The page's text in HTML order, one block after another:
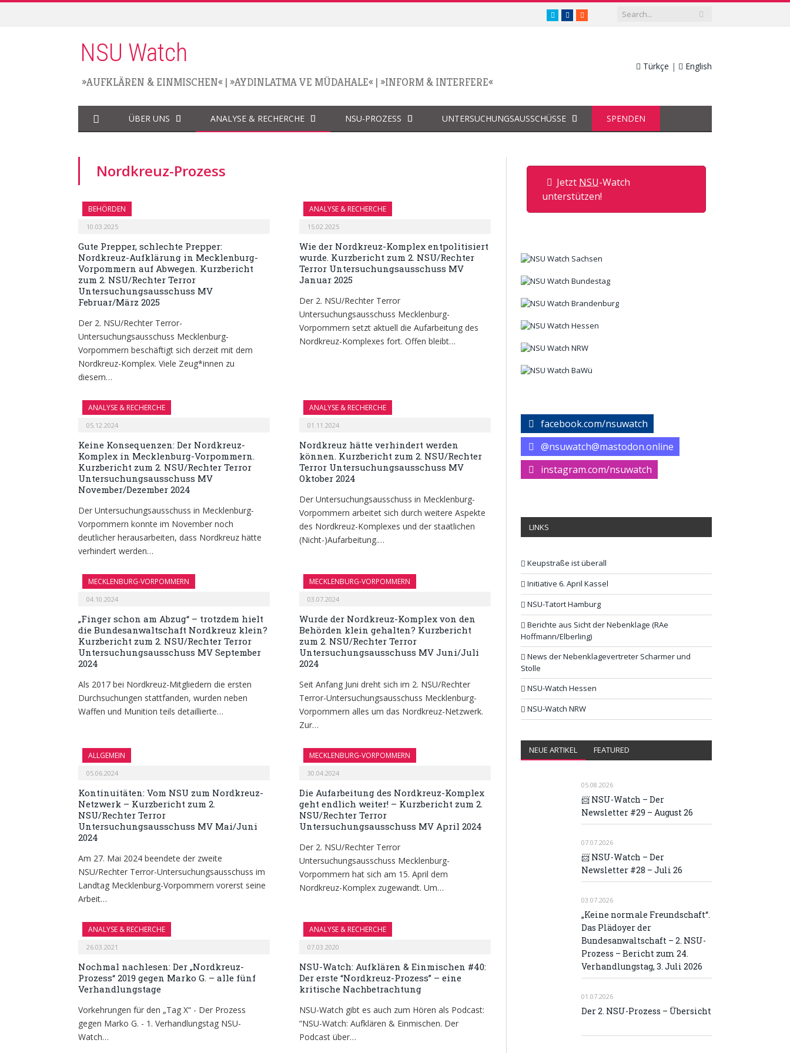
twitter.com/nsuwatch
facebook.com/nsuwatch
RSS
NSU Watch
»AUFKLÄREN & EINMISCHEN« | »AYDINLATMA VE MÜDAHALE« | »INFORM & INTERFERE«
Türkçe | English
ÜBER UNS ANALYSE & RECHERCHE NSU-PROZESS UNTERSUCHUNGSAUSSCHÜSSE SPENDEN
Nordkreuz-Prozess
BEHÖRDEN
10.03.2025
Gute Prepper, schlechte Prepper:
Nordkreuz-Aufklärung in Mecklenburg-
Vorpommern auf Abwegen. Kurzbericht
zum 2. NSU/Rechter Terror
Untersuchungsausschuss MV
Februar/März 2025
Der 2. NSU/Rechter Terror-
Untersuchungsausschuss Mecklenburg-
Vorpommern beschäftigt sich derzeit mit dem
Nordkreuz-Komplex. Viele Zeug*innen zu
diesem…
ANALYSE & RECHERCHE
15.02.2025
Wie der Nordkreuz-Komplex entpolitisiert
wurde. Kurzbericht zum 2. NSU/Rechter
Terror Untersuchungsausschuss MV
Januar 2025
Der 2. NSU/Rechter Terror
Untersuchungsausschuss Mecklenburg-
Vorpommern setzt aktuell die Aufarbeitung des
Nordkreuz-Komplexes fort. Offen bleibt…
ANALYSE & RECHERCHE
05.12.2024
Keine Konsequenzen: Der Nordkreuz-
Komplex in Mecklenburg-Vorpommern.
Kurzbericht zum 2. NSU/Rechter Terror
Untersuchungsausschuss MV
November/Dezember 2024
Der Untersuchungsausschuss in Mecklenburg-
Vorpommern konnte im November noch
deutlicher herausarbeiten, dass Nordkreuz hätte
verhindert werden…
ANALYSE & RECHERCHE
01.11.2024
Nordkreuz hätte verhindert werden
können. Kurzbericht zum 2. NSU/Rechter
Terror Untersuchungsausschuss MV
Oktober 2024
Der Untersuchungsausschuss in Mecklenburg-
Vorpommern arbeitet sich durch weitere Aspekte
des Nordkreuz-Komplexes und der staatlichen
(Nicht-)Aufarbeitung.…
MECKLENBURG-VORPOMMERN
04.10.2024
„Finger schon am Abzug“ – trotzdem hielt
die Bundesanwaltschaft Nordkreuz klein?
Kurzbericht zum 2. NSU/Rechter Terror
Untersuchungsausschuss MV September
2024
Als 2017 bei Nordkreuz-Mitgliedern die ersten
Durchsuchungen stattfanden, wurden neben
Waffen und Munition teils detaillierte…
MECKLENBURG-VORPOMMERN
03.07.2024
Wurde der Nordkreuz-Komplex von den
Behörden klein gehalten? Kurzbericht
zum 2. NSU/Rechter Terror
Untersuchungsausschuss MV Juni/Juli
2024
Seit Anfang Juni dreht sich im 2. NSU/Rechter
Terror-Untersuchungsausschuss Mecklenburg-
Vorpommern alles um das Nordkreuz-Netzwerk.
Zur…
ALLGEMEIN
05.06.2024
Kontinuitäten: Vom NSU zum Nordkreuz-
Netzwerk – Kurzbericht zum 2.
NSU/Rechter Terror
Untersuchungsausschuss MV Mai/Juni
2024
Am 27. Mai 2024 beendete der zweite
NSU/Rechter Terror-Untersuchungsausschuss im
Landtag Mecklenburg-Vorpommern vorerst seine
Arbeit…
MECKLENBURG-VORPOMMERN
30.04.2024
Die Aufarbeitung des Nordkreuz-Komplex
geht endlich weiter! – Kurzbericht zum 2.
NSU/Rechter Terror
Untersuchungsausschuss MV April 2024
Der 2. NSU/Rechter Terror
Untersuchungsausschuss Mecklenburg-
Vorpommern hat sich am 15. April dem
Nordkreuz-Komplex zugewandt. Um…
ANALYSE & RECHERCHE
26.03.2021
Nochmal nachlesen: Der „Nordkreuz-
Prozess“ 2019 gegen Marko G. – alle fünf
Verhandlungstage
Vorkehrungen für den „Tag X“ - Der Prozess
gegen Marko G. - 1. Verhandlungstag NSU-
Watch…
ANALYSE & RECHERCHE
07.03.2020
NSU-Watch: Aufklären & Einmischen #40:
Der erste “Nordkreuz-Prozess” – eine
kritische Nachbetrachtung
NSU-Watch gibt es auch zum Hören als Podcast:
“NSU-Watch: Aufklären & Einmischen. Der
Podcast über…
Jetzt NSU-Watch
unterstützen!
facebook.com/nsuwatch
@nsuwatch@mastodon.online
instagram.com/nsuwatch
LINKS
Keupstraße ist überall
Initiative 6. April Kassel
NSU-Tatort Hamburg
Berichte aus Sicht der Nebenklage (RAe
Hoffmann/Elberling)
News der Nebenklagevertreter Scharmer und
Stolle
NSU-Watch Hessen
NSU-Watch NRW
NEUE ARTIKEL FEATURED
05.08.2026
📨 NSU-Watch – Der
Newsletter #29 – August 26
07.07.2026
📨 NSU-Watch – Der
Newsletter #28 – Juli 26
03.07.2026
„Keine normale Freundschaft“.
Das Plädoyer der
Bundesanwaltschaft – 2. NSU-
Prozess – Bericht zum 24.
Verhandlungstag, 3. Juli 2026
01.07.2026
Der 2. NSU-Prozess – Übersicht